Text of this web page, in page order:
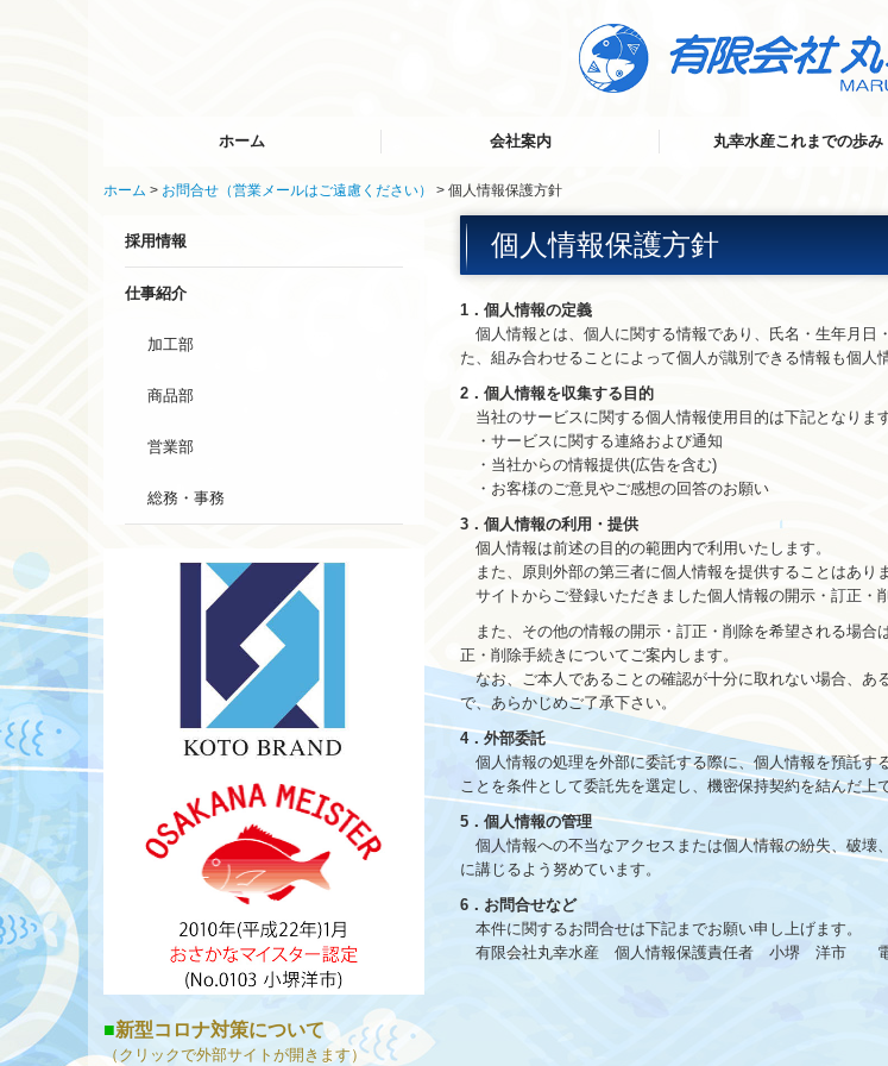
ホーム 会社案内
代表メッセージ
丸幸水産これまでの歩み
ホーム お問合せ（営業メールはご遠慮ください） 個人情報保護方針
採用情報
仕事紹介
加工部
商品部
営業部
総務・事務
■新型コロナ対策について
（クリックで外部サイトが開きます）
個人情報保護方針
1．個人情報の定義
個人情報とは、個人に関する情報であり、氏名・生年月日
た、組み合わせることによって個人が識別できる情報も個人
2．個人情報を収集する目的
当社のサービスに関する個人情報使用目的は下記となりま
・サービスに関する連絡および通知
・当社からの情報提供(広告を含む)
・お客様のご意見やご感想の回答のお願い
3．個人情報の利用・提供
個人情報は前述の目的の範囲内で利用いたします。
また、原則外部の第三者に個人情報を提供することはあり
サイトからご登録いただきました個人情報の開示・訂正・
また、その他の情報の開示・訂正・削除を希望される場合
正・削除手続きについてご案内します。
なお、ご本人であることの確認が十分に取れない場合、あ
で、あらかじめご了承下さい。
4．外部委託
個人情報の処理を外部に委託する際に、個人情報を預託す
ことを条件として委託先を選定し、機密保持契約を結んだ上
5．個人情報の管理
個人情報への不当なアクセスまたは個人情報の紛失、破壊
に講じるよう努めています。
6．お問合せなど
本件に関するお問合せは下記までお願い申し上げます。
有限会社丸幸水産 個人情報保護責任者 小堺 洋市 電